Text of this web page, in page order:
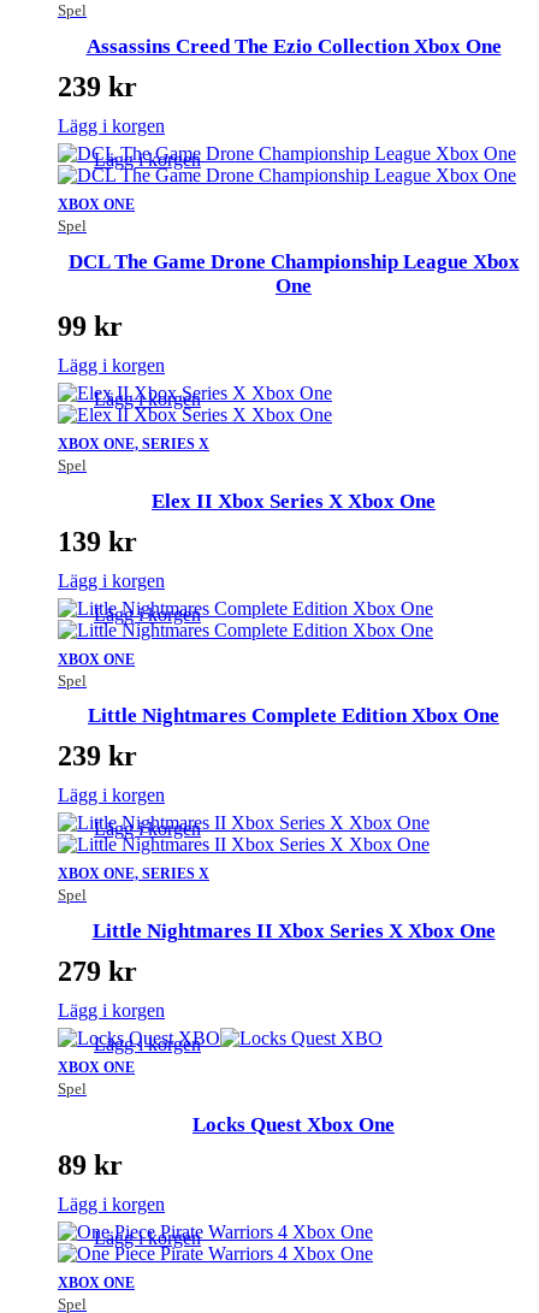
Spel
Assassins Creed The Ezio Collection Xbox One
239 kr
Lägg i korgen
XBOX ONE
Spel
Lägg i korgen
DCL The Game Drone Championship League Xbox
One
99 kr
Lägg i korgen
XBOX ONE, SERIES X
Spel
Lägg i korgen
Elex II Xbox Series X Xbox One
139 kr
Lägg i korgen
XBOX ONE
Spel
Lägg i korgen
Little Nightmares Complete Edition Xbox One
239 kr
Lägg i korgen
XBOX ONE, SERIES X
Spel
Lägg i korgen
Little Nightmares II Xbox Series X Xbox One
279 kr
Lägg i korgen
XBOX ONE
Spel
Lägg i korgen
Locks Quest Xbox One
89 kr
Lägg i korgen
XBOX ONE
Spel
Lägg i korgen